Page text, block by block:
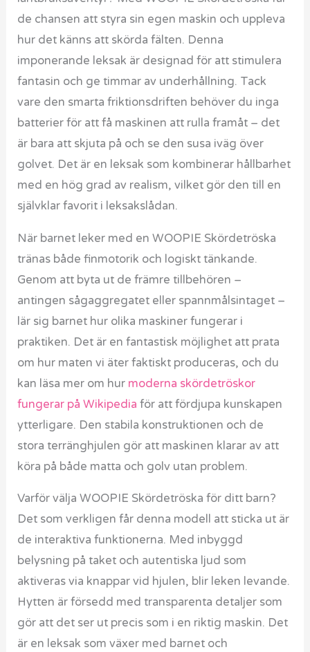
de chansen att styra sin egen maskin och uppleva
hur det känns att skörda fälten. Denna
imponerande leksak är designad för att stimulera
fantasin och ge timmar av underhållning. Tack
vare den smarta friktionsdriften behöver du inga
batterier för att få maskinen att rulla framåt – det
är bara att skjuta på och se den susa iväg över
golvet. Det är en leksak som kombinerar hållbarhet
med en hög grad av realism, vilket gör den till en
självklar favorit i leksakslådan.
När barnet leker med en WOOPIE Skördetröska
tränas både finmotorik och logiskt tänkande.
Genom att byta ut de främre tillbehören –
antingen sågaggregatet eller spannmålsintaget –
lär sig barnet hur olika maskiner fungerar i
praktiken. Det är en fantastisk möjlighet att prata
om hur maten vi äter faktiskt produceras, och du
kan läsa mer om hur moderna skördetröskor
fungerar på Wikipedia för att fördjupa kunskapen
ytterligare. Den stabila konstruktionen och de
stora terränghjulen gör att maskinen klarar av att
köra på både matta och golv utan problem.
Varför välja WOOPIE Skördetröska för ditt barn?
Det som verkligen får denna modell att sticka ut är
de interaktiva funktionerna. Med inbyggd
belysning på taket och autentiska ljud som
aktiveras via knappar vid hjulen, blir leken levande.
Hytten är försedd med transparenta detaljer som
gör att det ser ut precis som i en riktig maskin. Det
är en leksak som växer med barnet och